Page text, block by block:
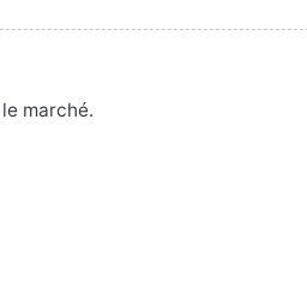
marché.